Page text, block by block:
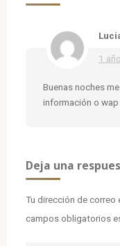
1
Buenas noches
información o wap
Deja una
Tu dirección de correo
campos obligatorios